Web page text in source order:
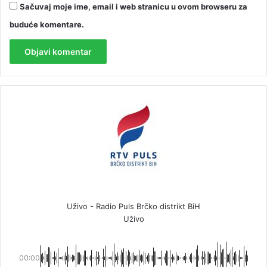
Sačuvaj moje ime, email i web stranicu u ovom browseru za
buduće komentare.
Uživo - Radio Puls Brčko distrikt BiH
Uživo
00:00